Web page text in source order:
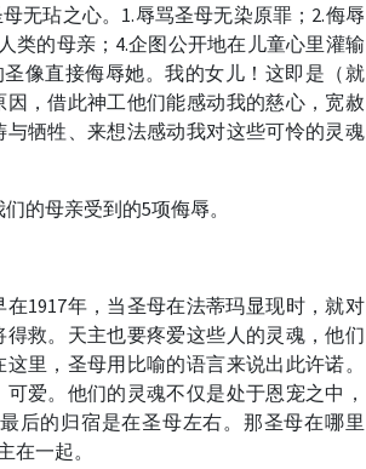
无玷之心。1.辱骂圣母无染原罪；2.侮辱
类的母亲；4.企图公开地在儿童心里灌输
像直接侮辱她。我的女儿！这即是（就
，借此神工他们能感动我的慈心，宽赦
牺牲、来想法感动我对这些可怜的灵魂
的母亲受到的5项侮辱。
1917年，当圣母在法蒂玛显现时，就对
救。天主也要疼爱这些人的灵魂，他们
里，圣母用比喻的语言来说出此许诺。
爱。他们的灵魂不仅是处于恩宠之中，
后的归宿是在圣母左右。那圣母在哪里
在一起。